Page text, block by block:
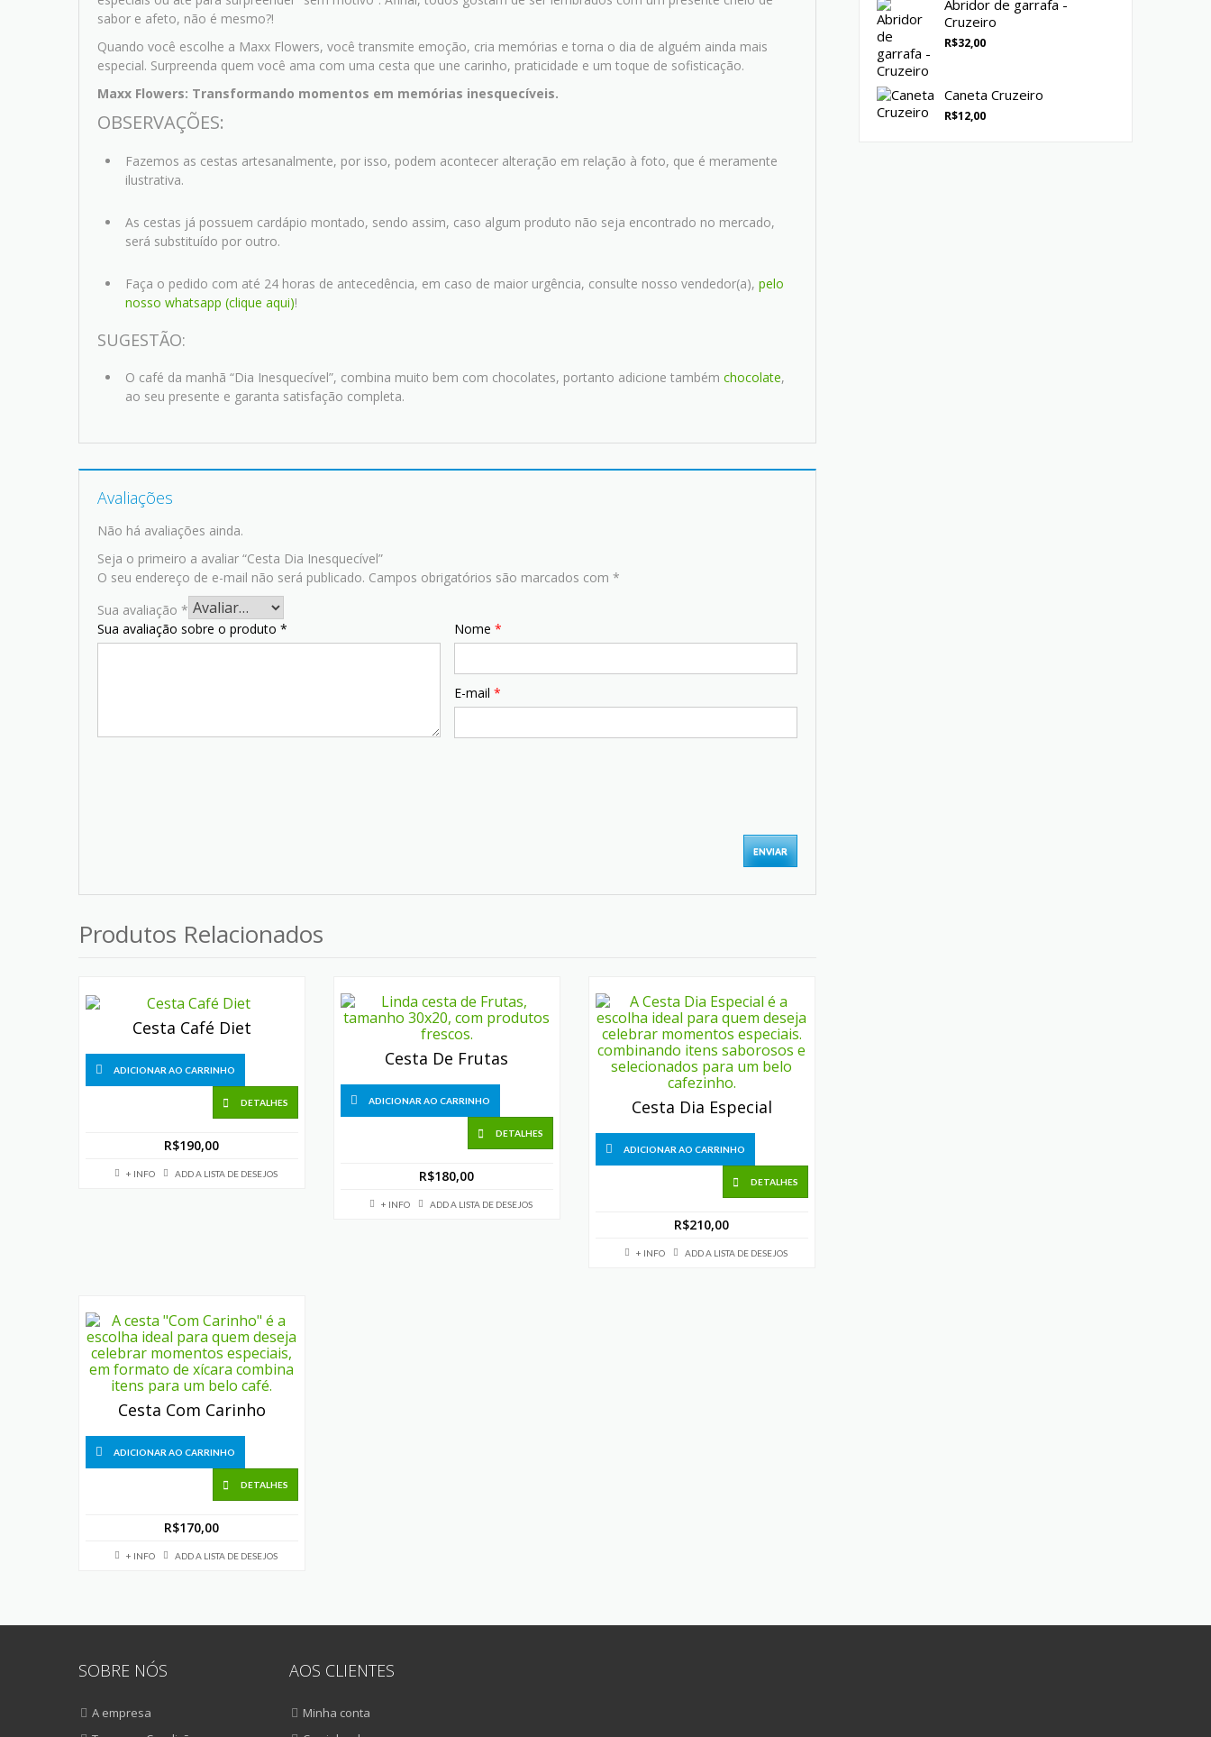
sabor e afeto, não é mesmo?!
Quando você escolhe a Maxx Flowers, você transmite emoção, cria memórias e torna o dia de alguém ainda mais
especial. Surpreenda quem você ama com uma cesta que une carinho, praticidade e um toque de sofisticação.
Maxx Flowers: Transformando momentos em memórias inesquecíveis.
OBSERVAÇÕES:
Fazemos as cestas artesanalmente, por isso, podem acontecer alteração em relação à foto, que é meramente
ilustrativa.
As cestas já possuem cardápio montado, sendo assim, caso algum produto não seja encontrado no mercado,
será substituído por outro.
Faça o pedido com até 24 horas de antecedência, em caso de maior urgência, consulte nosso vendedor(a), pelo
nosso whatsapp (clique aqui)!
SUGESTÃO:
O café da manhã “Dia Inesquecível”, combina muito bem com chocolates, portanto adicione também chocolate,
ao seu presente e garanta satisfação completa.
Avaliações
Não há avaliações ainda.
Seja o primeiro a avaliar “Cesta Dia Inesquecível”
O seu endereço de e-mail não será publicado. Campos obrigatórios são marcados com *
Sua avaliação *
Sua avaliação sobre o produto * Nome*
E-mail*
Produtos Relacionados
Cesta Café Diet
ADICIONAR AO CARRINHO
DETALHES
R$190,00
+ INFO ADD A LISTA DE DESEJOS
Cesta De Frutas
ADICIONAR AO CARRINHO
DETALHES
R$180,00
+ INFO ADD A LISTA DE DESEJOS
Cesta Dia Especial
ADICIONAR AO CARRINHO
DETALHES
R$210,00
+ INFO ADD A LISTA DE DESEJOS
Cesta Com Carinho
ADICIONAR AO CARRINHO
DETALHES
R$170,00
+ INFO ADD A LISTA DE DESEJOS
Abridor de garrafa -
Cruzeiro
R$32,00
Caneta Cruzeiro
R$12,00
SOBRE NÓS
A empresa
AOS CLIENTES
Minha conta